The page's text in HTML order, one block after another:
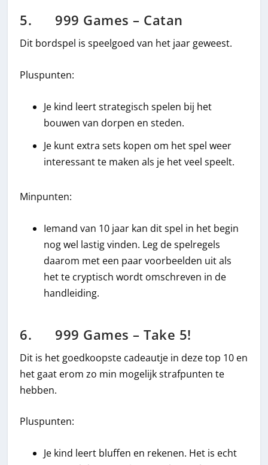
5. 999 Games – Catan
Dit bordspel is speelgoed van het jaar geweest.
Pluspunten:
Je kind leert strategisch spelen bij het
bouwen van dorpen en steden.
Je kunt extra sets kopen om het spel weer
interessant te maken als je het veel speelt.
Minpunten:
Iemand van 10 jaar kan dit spel in het begin
nog wel lastig vinden. Leg de spelregels
daarom met een paar voorbeelden uit als
het te cryptisch wordt omschreven in de
handleiding.
6. 999 Games – Take 5!
Dit is het goedkoopste cadeautje in deze top 10 en
het gaat erom zo min mogelijk strafpunten te
hebben.
Pluspunten:
Je kind leert bluffen en rekenen. Het is echt